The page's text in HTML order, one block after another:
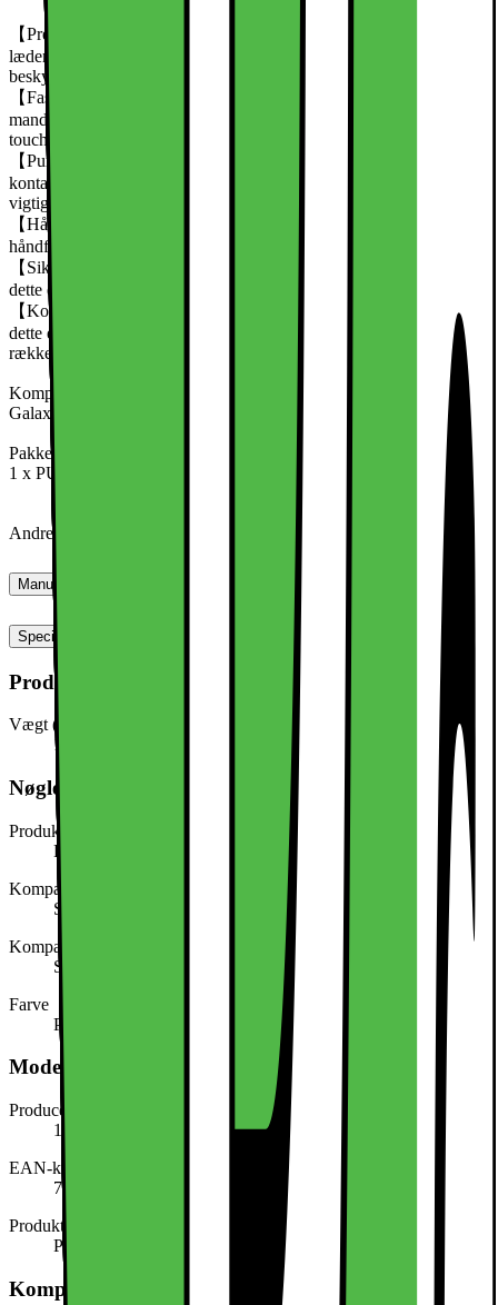
【Premiummateriale】 Dette telefoncover er lavet af premium PU-
læder med TPU-interiør og tilbyder en behagelig berøring og stabil
beskyttelse
【Fashionabelt design】 Præget med et elegant
mandalablomstmønster tilføjer dette etui et unikt og moderigtigt
touch til din telefon
【Pungfunktionalitet】 Designet med flere kortpladser, en
kontantholder og en lynlåslomme gør dette etui det nemt at bære
vigtige kort, mønter og kontanter
【Håndfrit stativ】 Etuiet kan foldes sammen til et stativ, perfekt til
håndfri brug, mens du ser videoer eller videochatter
【Sikker magnetisk lukning】 Med en magnetisk trykknap sikrer
dette etui, at din telefon, penge og kort opbevares sikkert
【Komfortabel håndledsrem】 Udstyret med en håndledsrem er
dette etui let at bære og sikrer, at din telefon altid er inden for
rækkevidde
Kompatibel med:
Galaxy S25 5G
Pakken indeholder:
1 x PU læder telefontaske
Andre varer er ikke inkluderet
Manualer, downloads, garanti og support
Specifikationer
Produktmål
Vægt (inkl. emballage)
100,0 g
Nøglespecifikation
Produkttype
Pungetui til mobiltelefon
Kompatibel med (model/serie)
Samsung Galaxy S25
Kompatibel med (mærke)
Samsung
Farve
Pink
Modelbeskrivelse
Producentens varenummer
123278916
EAN-kode
7340226031543
Produkttype
Pungetui til mobiltelefon
Kompatibilitet